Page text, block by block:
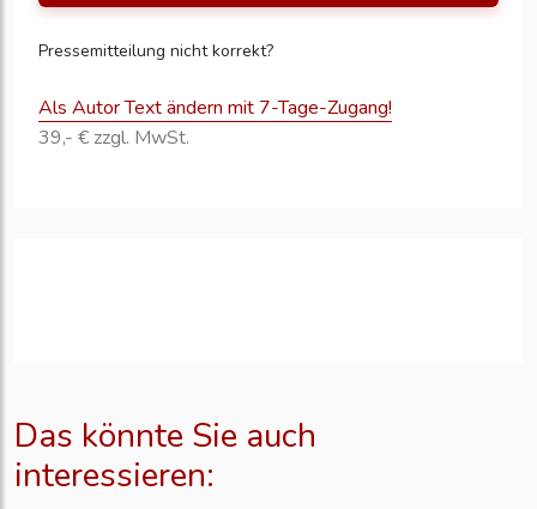
Pressemitteilung nicht korrekt?
Als Autor Text ändern mit 7-Tage-Zugang!
39,- € zzgl. MwSt.
Das könnte Sie auch
interessieren: